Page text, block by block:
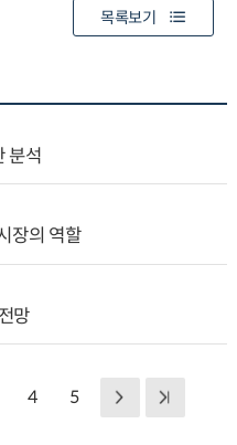
목록보기
분석
장의 역할
망
4 5